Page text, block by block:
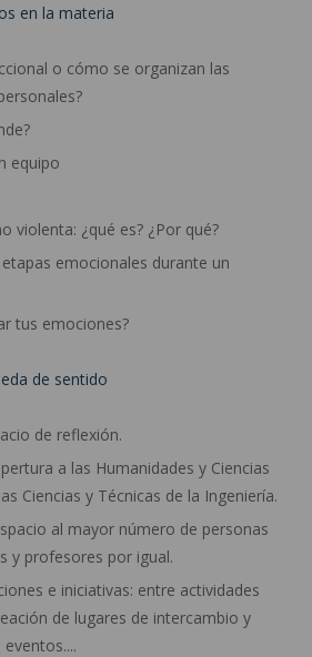
en la materia
o cómo se organizan las
equipo
violenta: ¿qué es? ¿Por qué?
emocionales durante un
tus emociones?
de sentido
de reflexión.
a las Humanidades y Ciencias
Ciencias y Técnicas de la Ingeniería.
al mayor número de personas
y profesores por igual.
e iniciativas: entre actividades
de lugares de intercambio y